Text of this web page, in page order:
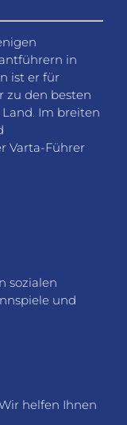
in
ist er für
zu den besten
Im breiten
Varta-Führer
sozialen
und
helfen Ihnen